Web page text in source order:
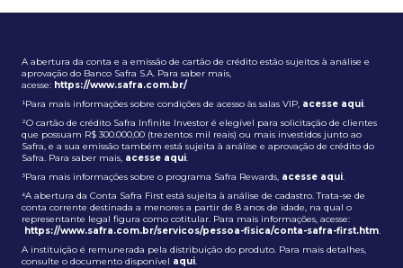
A abertura da conta e a emissão de cartão de crédito estão sujeitos à análise e
aprovação do Banco Safra S.A. Para saber mais,
acesse: https://www.safra.com.br/
¹Para mais informações sobre condições de acesso às salas VIP, acesse aqui.
²O cartão de crédito Safra Infinite Investor é elegível para solicitação de clientes
que possuam R$ 300.000,00 (trezentos mil reais) ou mais investidos junto ao
Safra, e a sua emissão também está sujeita à análise e aprovação de crédito do
Safra. Para saber mais, acesse aqui.
³Para mais informações sobre o programa Safra Rewards, acesse aqui.
⁴A abertura da Conta Safra First está sujeita à análise de cadastro. Trata-se de
conta corrente destinada a menores a partir de 8 anos de idade, na qual o
representante legal figura como cotitular. Para mais informações, acesse:
https://www.safra.com.br/servicos/pessoa-fisica/conta-safra-first.htm.
A instituição é remunerada pela distribuição do produto. Para mais detalhes,
consulte o documento disponível aqui.